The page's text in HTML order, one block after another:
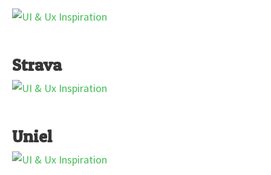
Strava
Uniel